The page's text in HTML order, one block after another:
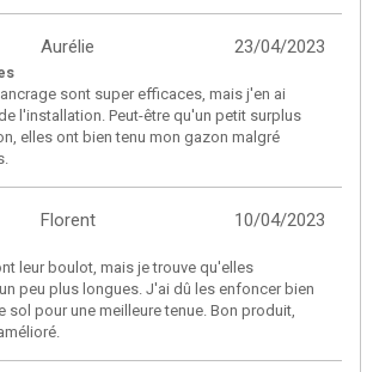
23/04/2023
Aurélie
sont super efficaces, mais j'en ai
l'installation. Peut-être qu'un petit surplus
elles ont bien tenu mon gazon malgré
10/04/2023
Florent
leur boulot, mais je trouve qu'elles
peu plus longues. J'ai dû les enfoncer bien
sol pour une meilleure tenue. Bon produit,